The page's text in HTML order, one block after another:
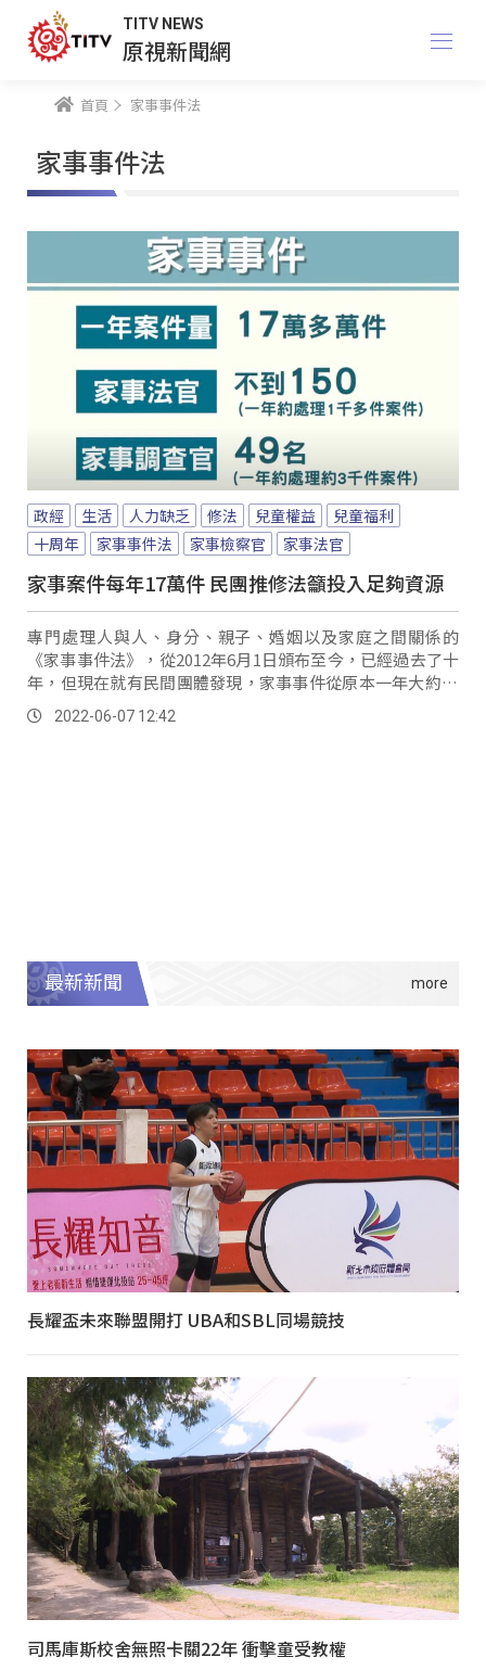
TITV NEWS
原視新聞網
首頁 家事事件法
家事事件法
政經 生活 人力缺乏 修法 兒童權益
兒童福利
十周年
家事事件法 家事檢察官 家事法官
家事案件每年17萬件 民團推修法籲投入足夠資源
專門處理人與人、身分、親子、婚姻以及家庭之間關係的
《家事事件法》，從2012年6月1日頒布至今，已經過去了十
年，但現在就有民間團體發現，家事事件從原本一年大約15
萬的案件量，至今已經增長到17多萬件，...。
2022-06-07 12:42
最新新聞
長耀盃未來聯盟開打 UBA和SBL同場競技
司馬庫斯校舍無照卡關22年 衝擊童受教權